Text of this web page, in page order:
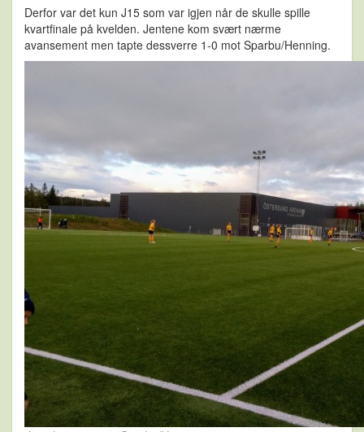
Derfor var det kun J15 som var igjen når de skulle spille
kvartfinale på kvelden. Jentene kom svært nærme
avansement men tapte dessverre 1-0 mot Sparbu/Henning.